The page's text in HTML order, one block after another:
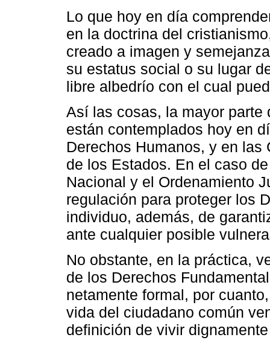
Lo que hoy en día
en la doctrina del
creado a imagen y
su estatus social o su lugar
libre albedrío con el cual
Así las cosas, la mayor parte
están contemplados hoy en
Derechos Humanos, y en
de los Estados. En el caso
Nacional y el Ordenamiento
regulación para proteger los
individuo, además, de
ante cualquier posible
No obstante, en la práctica,
de los Derechos
netamente formal, por
vida del ciudadano común
definición de vivir